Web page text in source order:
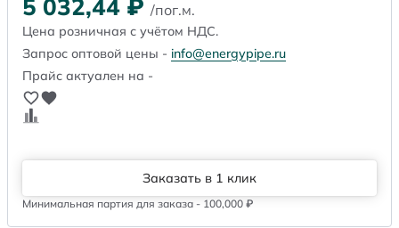
5 032,44 ₽ /пог.м.
Цена розничная с учётом НДС.
Запрос оптовой цены - info@energypipe.ru
Прайс актуален на -
Заказать в 1 клик
Минимальная партия для заказа - 100,000 ₽